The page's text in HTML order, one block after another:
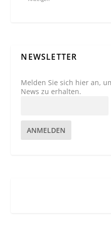
NEWSLETTER
Melden Sie sich hier an,
News zu erhalten.
ANMELDEN